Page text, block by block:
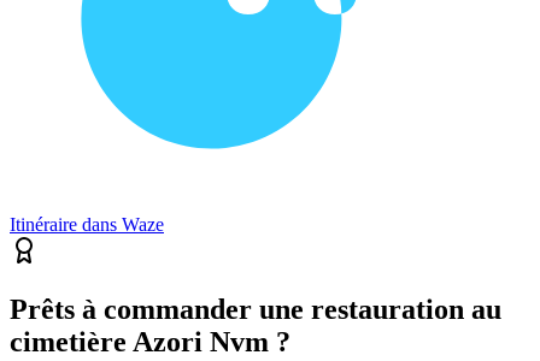
Itinéraire dans Waze
Prêts à commander une restauration au
cimetière Azori Nvm ?